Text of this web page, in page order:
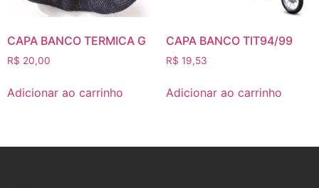
CAPA BANCO TERMICA G
R$ 20,00
Adicionar ao carrinho
CAPA BANCO TIT94/99
R$ 19,53
Adicionar ao carrinho